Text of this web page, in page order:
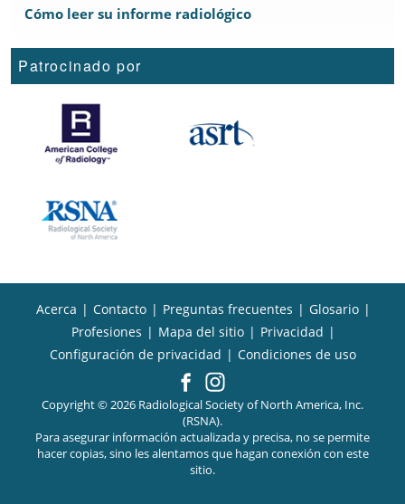
Cómo leer su informe radiológico
Patrocinado por
Acerca | Contacto | Preguntas frecuentes | Glosario |
Profesiones | Mapa del sitio | Privacidad |
Configuración de privacidad | Condiciones de uso
Copyright © 2026 Radiological Society of North America, Inc.
(RSNA).
Para asegurar información actualizada y precisa, no se permite
hacer copias, sino les alentamos que hagan conexión con este
sitio.